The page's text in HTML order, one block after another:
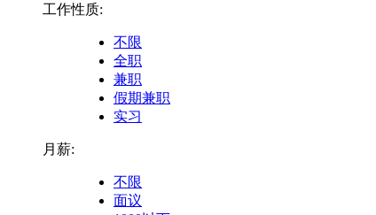
工作性质:
不限
全职
兼职
假期兼职
实习
月薪:
不限
面议